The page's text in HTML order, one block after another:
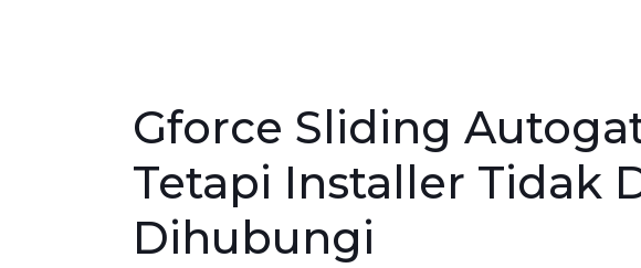
Gforce Sliding
Tetapi Installer Tidak
Dihubungi